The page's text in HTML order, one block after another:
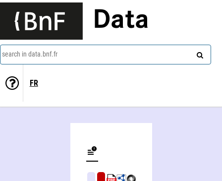
Data
search in data.bnf.fr
FR